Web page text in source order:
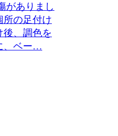
がありまし
所の足付け
後、調色を
、ベー…